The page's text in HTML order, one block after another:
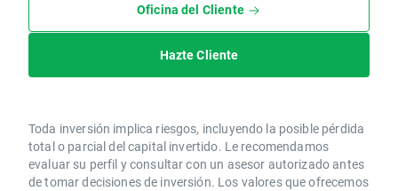
Oficina del Cliente
Hazte Cliente
Toda inversión implica riesgos, incluyendo la posible pérdida
total o parcial del capital invertido. Le recomendamos
evaluar su perfil y consultar con un asesor autorizado antes
de tomar decisiones de inversión. Los valores que ofrecemos